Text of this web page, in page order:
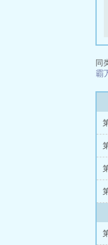
同
霸